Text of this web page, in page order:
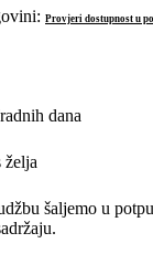
Provjeri dostupnost u
radnih dana
želja
šaljemo u